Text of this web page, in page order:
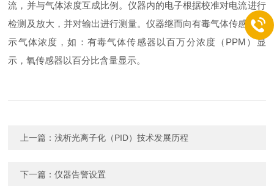
流，并与气体浓度互成比例。仪器内的电子根据校准对电流进行
检测及放大，并对输出进行测量。仪器继而向有毒气体传感器显
示气体浓度，如：有毒气体传感器以百万分浓度（PPM）显
示，氧传感器以百分比含量显示。
上一篇：浅析光离子化（PID）技术发展历程
下一篇：仪器告警设置